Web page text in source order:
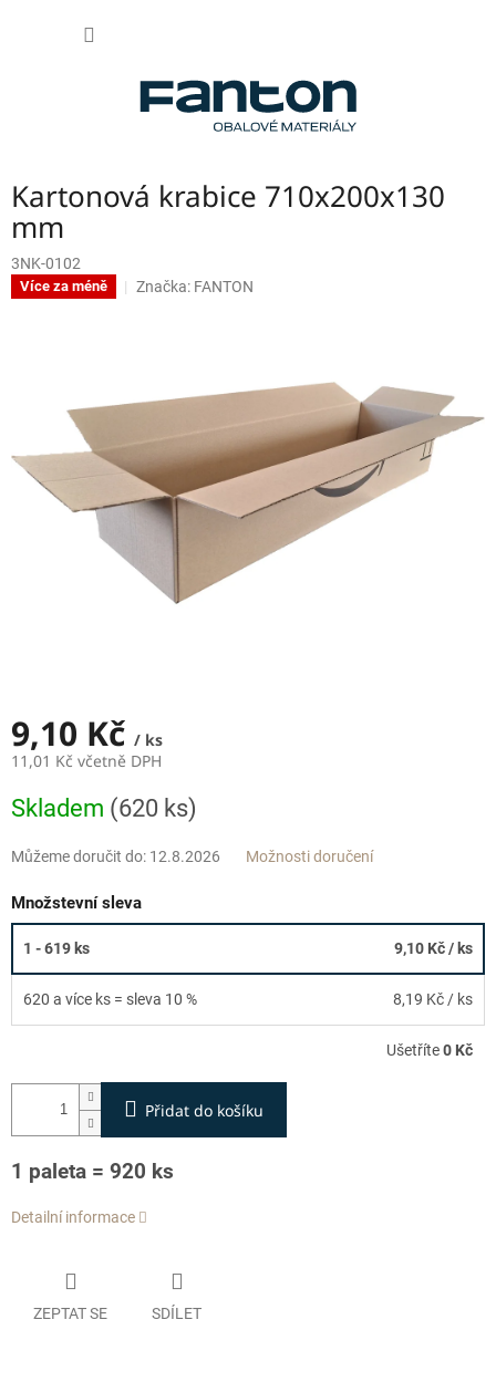
Kartonová krabice 710x200x130
mm
3NK-0102
Více za méně Značka: FANTON
9,10 Kč / ks
11,01 Kč včetně DPH
cena:
Skladem (620 ks)
Můžeme doručit do: 12.8.2026 Možnosti doručení
Množstevní sleva
1 - 619 ks 9,10 Kč/ ks
620 a více ks = sleva 10 % 8,19 Kč / ks
Ušetříte0 Kč
Přidat do košíku
1 paleta = 920 ks
Detailní informace
ZEPTAT SE SDÍLET